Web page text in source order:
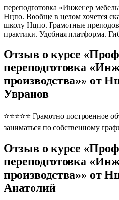
переподготовка «Инженер
Нцпо. Вообще в целом хочется
школу Нцпо. Грамотные
практики. Удобная платформа.
Отзыв о курсе
переподготовка
производства»» от
Увранов
⭐⭐⭐⭐⭐ Грамотно построенное
заниматься по собственному
Отзыв о курсе
переподготовка
производства»» от
Анатолий